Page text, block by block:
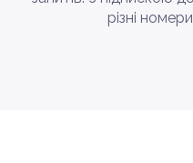
різні